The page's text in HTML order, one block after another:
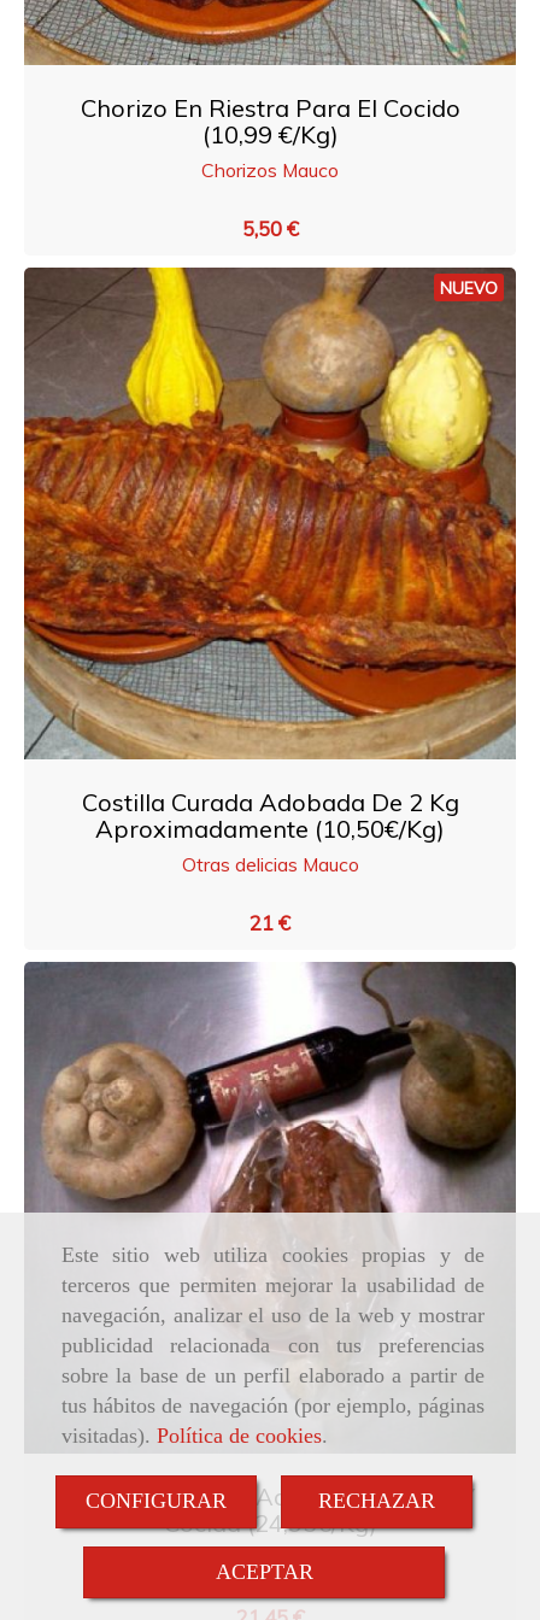
Este sitio web utiliza cookies propias y de
terceros que permiten mejorar la usabilidad de
navegación, analizar el uso de la web y mostrar
publicidad relacionada con tus preferencias
sobre la base de un perfil elaborado a partir de
tus hábitos de navegación (por ejemplo, páginas
visitadas). Política de cookies.
CONFIGURAR RECHAZAR
ACEPTAR
Chorizo En Riestra Para El Cocido
(10,99 €/Kg)
Chorizos Mauco
5,50 €
NUEVO
Costilla Curada Adobada De 2 Kg
Aproximadamente (10,50€/kg)
Otras delicias Mauco
21 €
Lengua De Vaca Adobada, Curada Y
Cocida (24,95€/Kg)
Cecina de Astorga